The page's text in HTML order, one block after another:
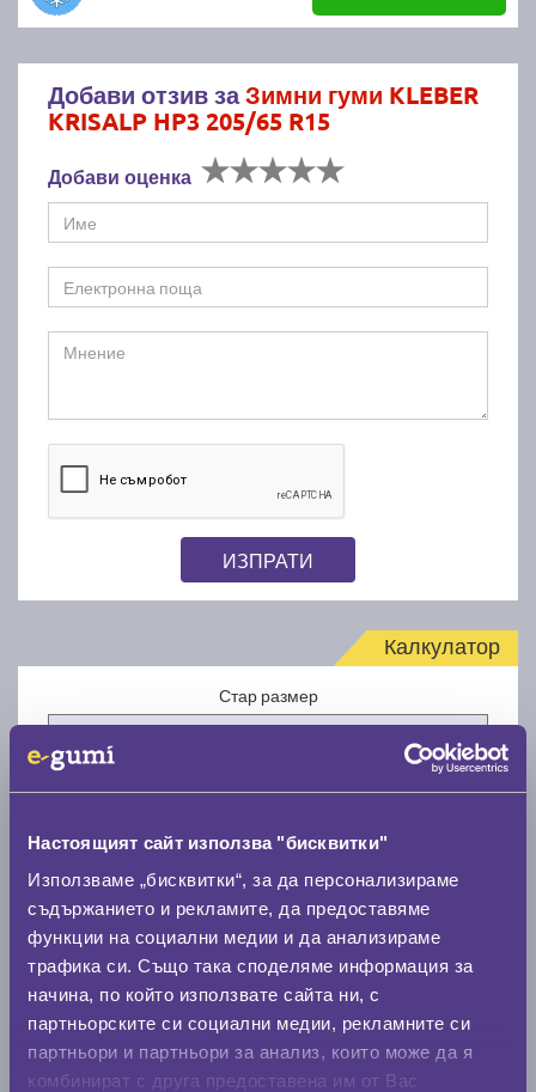
Настоящият сайт използва "бисквитки"
Използваме „бисквитки“, за да персонализираме
съдържанието и рекламите, да предоставяме
функции на социални медии и да анализираме
трафика си. Също така споделяме информация за
начина, по който използвате сайта ни, с
партньорските си социални медии, рекламните си
партньори и партньори за анализ, които може да я
комбинират с друга предоставена им от Вас
Добави отзив заЗимни гуми KLEBER
KRISALP HP3 205/65 R15
Добави оценка
ИЗПРАТИ
Калкулатор
Стар размер
Нов размер
Стар размер